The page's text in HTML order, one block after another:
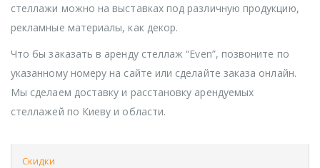
стеллажи можно на выставках под различную продукцию,
рекламные материалы, как декор.
Что бы заказать в аренду стеллаж “Even”, позвоните по
указанному номеру на сайте или сделайте заказа онлайн.
Мы сделаем доставку и расстановку арендуемых
стеллажей по Киеву и области.
Скидки